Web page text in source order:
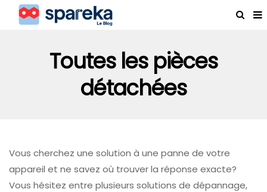
Toutes les pièces
détachées
Vous cherchez une solution à une panne de votre
appareil et ne savez où trouver la réponse exacte?
Vous hésitez entre plusieurs solutions de dépannage,